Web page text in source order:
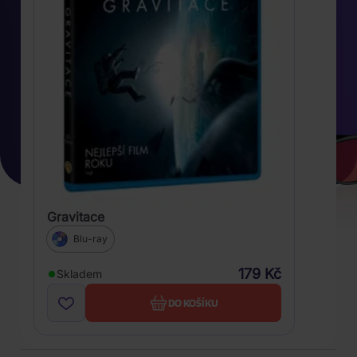
Gravitace
Blu-ray
Skladem 179 Kč
DO KOŠÍKU